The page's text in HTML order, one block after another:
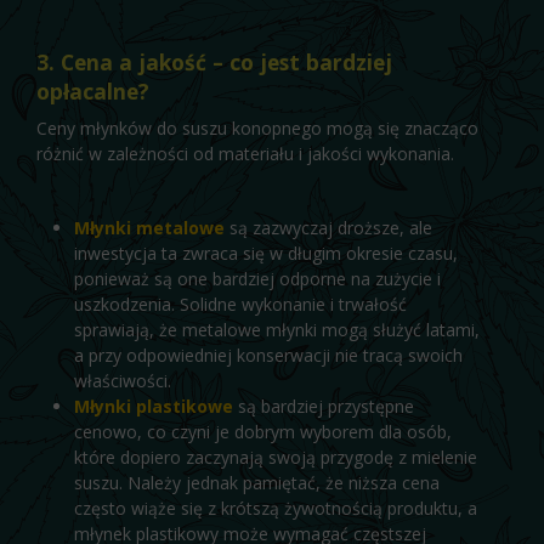
3. Cena a jakość – co jest bardziej
opłacalne?
Ceny młynków do suszu konopnego mogą się znacząco
różnić w zależności od materiału i jakości wykonania.
Młynki metalowe są zazwyczaj droższe, ale
inwestycja ta zwraca się w długim okresie czasu,
ponieważ są one bardziej odporne na zużycie i
uszkodzenia. Solidne wykonanie i trwałość
sprawiają, że metalowe młynki mogą służyć latami,
a przy odpowiedniej konserwacji nie tracą swoich
właściwości.
Młynki plastikowe są bardziej przystępne
cenowo, co czyni je dobrym wyborem dla osób,
które dopiero zaczynają swoją przygodę z mielenie
suszu. Należy jednak pamiętać, że niższa cena
często wiąże się z krótszą żywotnością produktu, a
młynek plastikowy może wymagać częstszej